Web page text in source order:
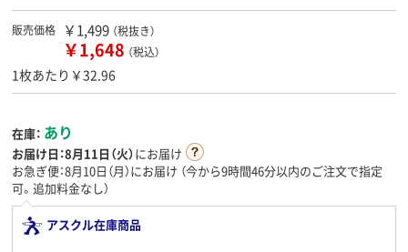
販売価格 ￥1,499 （税抜き）
￥1,648 （税込）
1枚あたり￥32.96
在庫： あり
お届け日：8月11日（火）にお届け
お急ぎ便：8月10日（月）にお届け （今から9時間46分以内のご注文で指定
可。追加料金なし）
アスクル在庫商品